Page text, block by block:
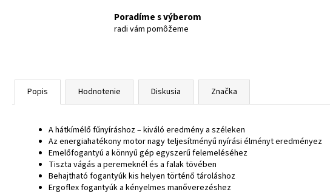
Poradíme s výberom
radi vám pomôžeme
Popis Hodnotenie Diskusia Značka
A hátkímélő fűnyíráshoz – kiváló eredmény a széleken
Az energiahatékony motor nagy teljesítményű nyírási élményt eredményez
Emelőfogantyú a könnyű gép egyszerű felemeléséhez
Tiszta vágás a peremeknél és a falak tövében
Behajtható fogantyúk kis helyen történő tároláshoz
Ergoflex fogantyúk a kényelmes manőverezéshez